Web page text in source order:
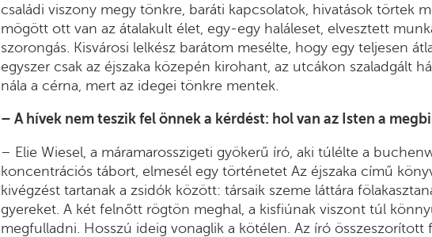
családi viszony megy tönkre, baráti kapcsolatok, hivatások törtek
mögött ott van az átalakult élet, egy-egy haláleset, elvesztett
szorongás. Kisvárosi lelkész barátom mesélte, hogy egy teljesen
egyszer csak az éjszaka közepén kirohant, az utcákon szaladgált
nála a cérna, mert az idegei tönkre mentek.
– A hívek nem teszik fel önnek a kérdést: hol van az Isten a
– Elie Wiesel, a máramarosszigeti gyökerű író, aki túlélte a
koncentrációs tábort, elmesél egy történetet Az éjszaka című
kivégzést tartanak a zsidók között: társaik szeme láttára
gyereket. A két felnőtt rögtön meghal, a kisfiúnak viszont túl
megfulladni. Hosszú ideig vonaglik a kötélen. Az író összeszorított